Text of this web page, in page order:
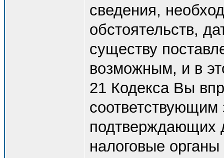
сведения,
обстоятельств,
существу
возможным, и в
21 Кодекса Вы
подтверждающих
налоговые